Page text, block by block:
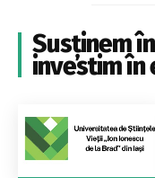
Susținem
investim în